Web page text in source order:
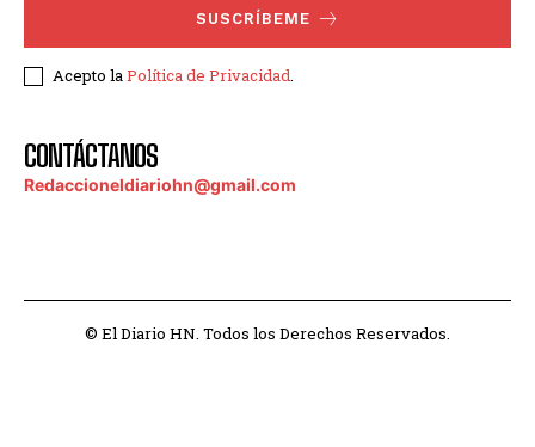
SUSCRÍBEME
Acepto laPolítica de Privacidad.
CONTÁCTANOS
Redaccioneldiariohn@gmail.com
© El Diario HN. Todos los Derechos Reservados.